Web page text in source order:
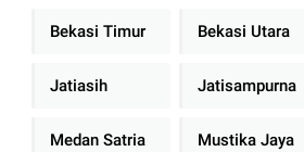
Bekasi Timur Bekasi Utara
Jatiasih Jatisampurna
Medan Satria Mustika Jaya